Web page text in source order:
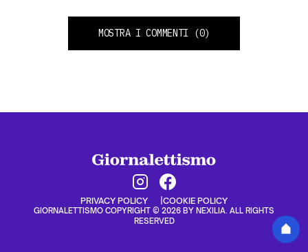
MOSTRA I COMMENTI (0)
PRIVACY POLICY COOKIE POLICY
GIORNALETTISMO COPYRIGHT © 2026 BY NEXILIA. ALL RIGHTS
RESERVED